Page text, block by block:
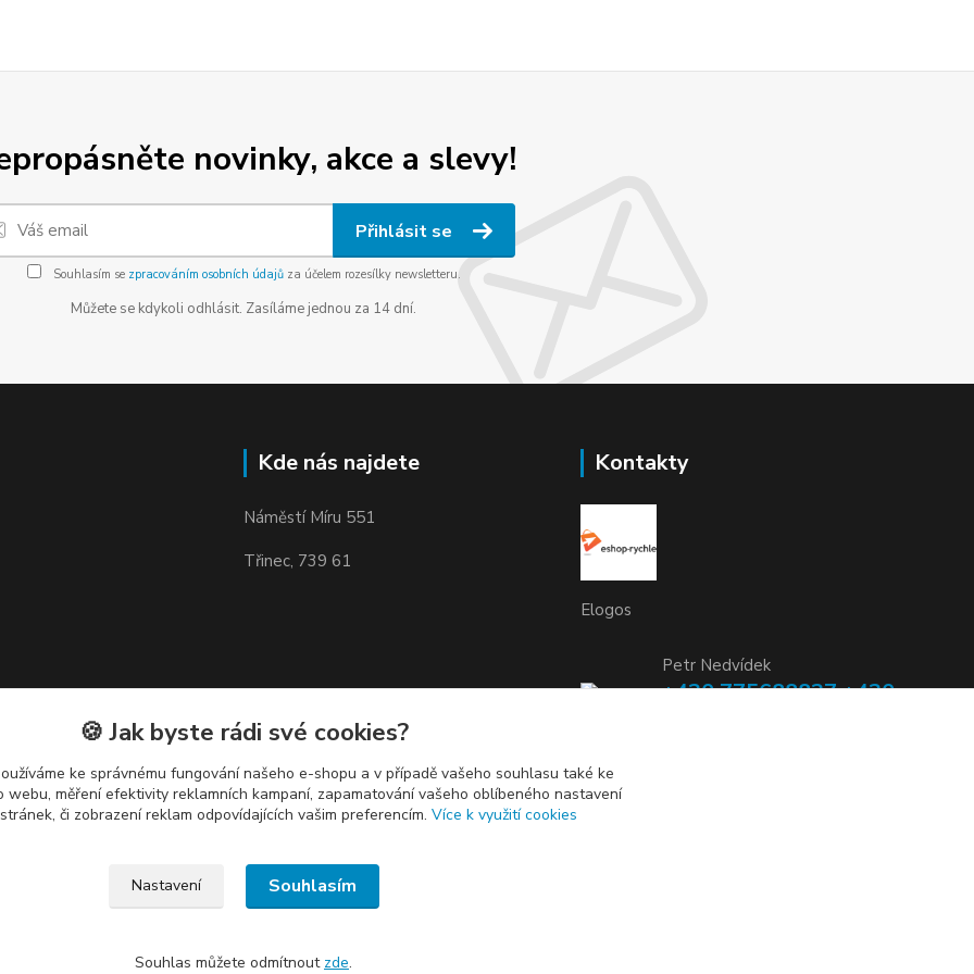
novinky, akce a slevy!
Přihlásit se
Souhlasím se zpracováním osobních údajůza účelem rozesílky newsletteru.
Můžete se kdykoli odhlásit. Zasíláme jednou za 14 dní.
Kde nás najdete
Náměstí Míru 551
Třinec, 739 61
Kontakty
Elogos
Petr Nedvídek
+420 775688827 +420
info@elogos.cz
🍪 Jak byste rádi své cookies?
ke správnému fungování našeho e-shopu a v případě vašeho souhlasu také ke
měření efektivity reklamních kampaní, zapamatování vašeho oblíbeného nastavení
či zobrazení reklam odpovídajících vašim preferencím. Více k využití cookies
Nastavení Souhlasím
Souhlas můžete odmítnout zde.